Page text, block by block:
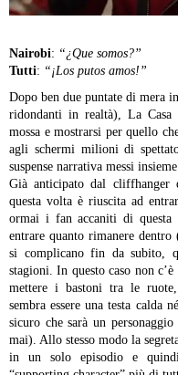
Nairobi: “¿Que somos?”
Tutti: “¡Los putos amos!”
Dopo ben due puntate di mera
ridondanti in realtà), La Casa
mossa e mostrarsi per quello
agli schermi milioni di
suspense narrativa messi insieme.
Già anticipato dal cliffhanger
questa volta è riuscita ad
ormai i fan accaniti di
entrare quanto rimanere dentro
si complicano fin da subito,
stagioni. In questo caso non
mettere i bastoni tra le
sembra essere una testa calda
sicuro che sarà un
mai). Allo stesso modo la
in un solo episodio e quindi